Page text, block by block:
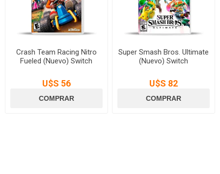
Crash Team Racing Nitro
Fueled (Nuevo) Switch
U$S 56
Super Smash Bros. Ultimate
(Nuevo) Switch
U$S 82